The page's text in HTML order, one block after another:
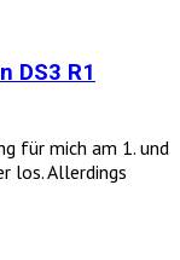
DS3 R1
für mich am 1. und
los. Allerdings